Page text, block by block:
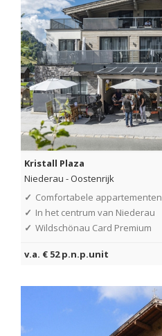
Kristall Plaza
Niederau -Oostenrijk
✓ Comfortabele appartementen
✓ In het centrum van Niederau
✓ Wildschönau Card Premium
v.a. € 52 p.n.p.unit